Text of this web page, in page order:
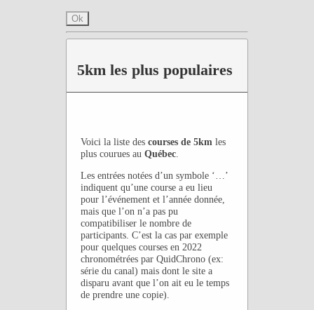
Ok
5km les plus populaires
Voici la liste descourses de 5km les
plus courues auQuébec
Les entrées notées d’un symbole ‘…’
indiquent qu’une course a eu lieu
pour l’événement et l’année donnée,
mais que l’on n’a pas pu
compatibiliser le nombre de
participants. C’est la cas par exemple
pour quelques courses en 2022
chronométrées par QuidChrono (ex:
série du canal) mais dont le site a
disparu avant que l’on ait eu le temps
de prendre une copie).